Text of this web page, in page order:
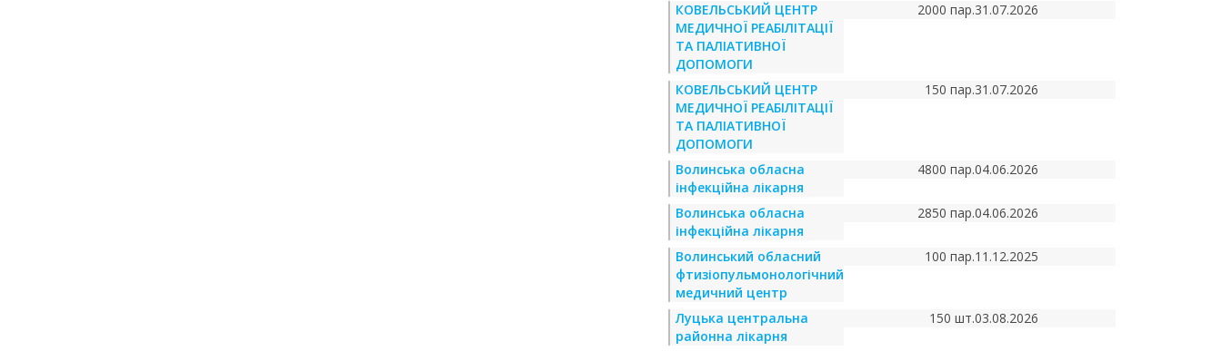
КОВЕЛЬСЬКИЙ ЦЕНТР
МЕДИЧНОЇ РЕАБІЛІТАЦІЇ
ТА ПАЛІАТИВНОЇ
ДОПОМОГИ
2000 пар.31.07.2026
КОВЕЛЬСЬКИЙ ЦЕНТР
МЕДИЧНОЇ РЕАБІЛІТАЦІЇ
ТА ПАЛІАТИВНОЇ
ДОПОМОГИ
150 пар.31.07.2026
Волинська обласна
інфекційна лікарня
4800 пар.04.06.2026
Волинська обласна
інфекційна лікарня
2850 пар.04.06.2026
Волинський обласний
фтизіопульмонологічний
медичний центр
100 пар.11.12.2025
Луцька центральна
районна лікарня
150 шт.03.08.2026